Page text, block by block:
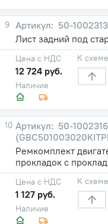
9
50-
Лист задний под
Наличие
Цена с НДС
12 724 руб.
К схеме
10
50-
Ремкомплект
прокладок с
Наличие
Цена с НДС
1 127 руб.
К схеме